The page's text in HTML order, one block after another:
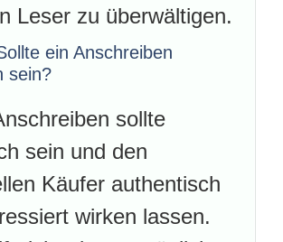
Leser zu überwältigen.
ein Anschreiben
sein?
sollte
sein und den
Käufer authentisch
wirken lassen.